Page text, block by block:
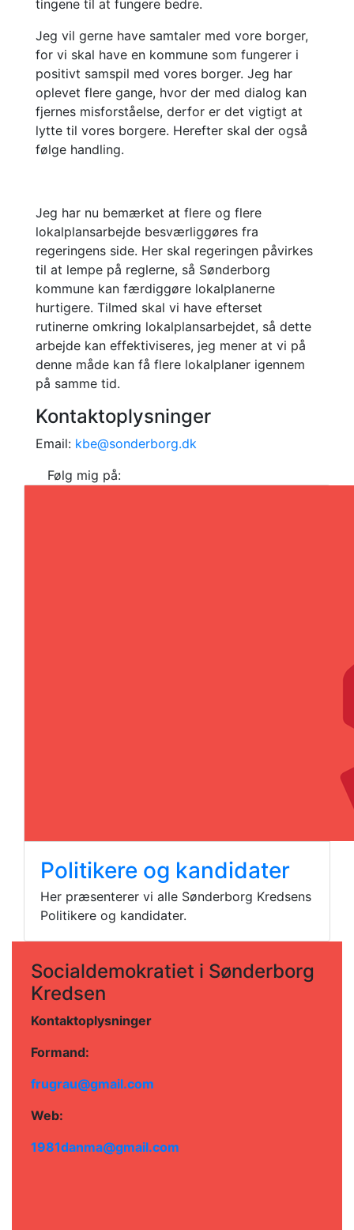
tingene til at fungere bedre.
Jeg vil gerne have samtaler med vore borger,
for vi skal have en kommune som fungerer i
positivt samspil med vores borger. Jeg har
oplevet flere gange, hvor der med dialog kan
fjernes misforståelse, derfor er det vigtigt at
lytte til vores borgere. Herefter skal der også
følge handling.
Jeg har nu bemærket at flere og flere
lokalplansarbejde besværliggøres fra
regeringens side. Her skal regeringen påvirkes
til at lempe på reglerne, så Sønderborg
kommune kan færdiggøre lokalplanerne
hurtigere. Tilmed skal vi have efterset
rutinerne omkring lokalplansarbejdet, så dette
arbejde kan effektiviseres, jeg mener at vi på
denne måde kan få flere lokalplaner igennem
på samme tid.
Kontaktoplysninger
Email: kbe@sonderborg.dk
Følg mig på:
Politikere og kandidater
Her præsenterer vi alle Sønderborg Kredsens
Politikere og kandidater.
Socialdemokratiet i Sønderborg
Kredsen
Kontaktoplysninger
Formand:
frugrau@gmail.com
Web:
1981danma@gmail.com